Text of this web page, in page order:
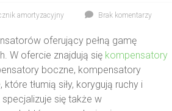
amortyzacyjny Brak komentarzy
oferujący pełną gamę
W ofercie znajdują się kompensatory
boczne, kompensatory
tłumią siły, korygują ruchy i
się także w